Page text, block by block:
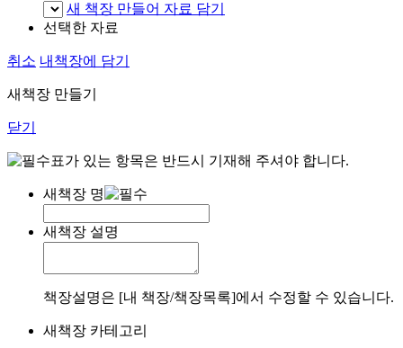
새 책장 만들어 자료 담기
선택한 자료
취소 내책장에 담기
새책장 만들기
닫기
표가 있는 항목은 반드시 기재해 주셔야 합니다.
새책장 명
새책장 설명
책장설명은 [내 책장/책장목록]에서 수정할 수 있습니다.
새책장 카테고리